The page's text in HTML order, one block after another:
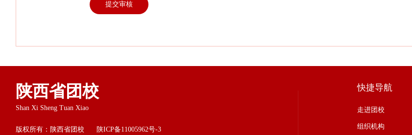
提交审核
陕西省团校
Shan Xi Sheng Tuan Xiao
版权所有：陕西省团校 陕ICP备11005962号-3
快捷导航
走进团校
组织机构